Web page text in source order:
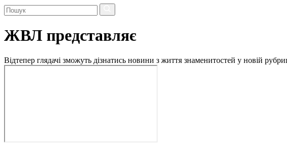
ЖВЛ представляє
Відтепер глядачі зможуть дізнатись новини з життя знаменитостей у новій